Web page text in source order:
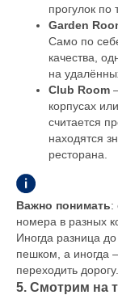
прогулок по
Garden
Само по
качества,
на
Club Room
корпусах
считается
находятся
ресторана.
Важно понимать:
номера в разных
Иногда разница
пешком, а иногда
переходить дорогу.
5. Смотрим на